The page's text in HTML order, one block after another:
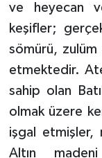
ve heyecan
keşifler;
sömürü,
etmektedir.
sahip olan
olmak üzere
işgal etmişler,
Altın
Sivas
Şırnak
Tekirdağ